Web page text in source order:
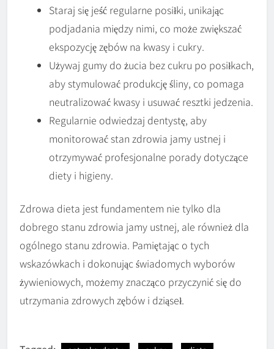
Staraj się jeść regularne posiłki, unikając
podjadania między nimi, co może zwiększać
ekspozycję zębów na kwasy i cukry.
Używaj gumy do żucia bez cukru po posiłkach,
aby stymulować produkcję śliny, co pomaga
neutralizować kwasy i usuwać resztki jedzenia.
Regularnie odwiedzaj dentystę, aby
monitorować stan zdrowia jamy ustnej i
otrzymywać profesjonalne porady dotyczące
diety i higieny.
Zdrowa dieta jest fundamentem nie tylko dla
dobrego stanu zdrowia jamy ustnej, ale również dla
ogólnego stanu zdrowia. Pamiętając o tych
wskazówkach i dokonując świadomych wyborów
żywieniowych, możemy znacząco przyczynić się do
utrzymania zdrowych zębów i dziąseł.